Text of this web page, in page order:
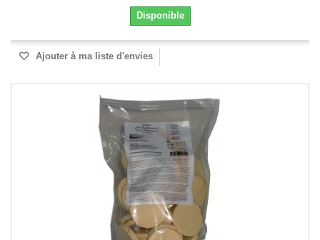
Disponible
Ajouter à ma liste d'envies